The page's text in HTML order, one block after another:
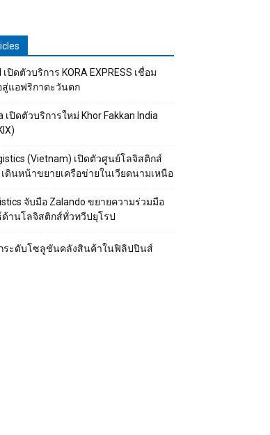
เปิดตัวบริการ KORA EXPRESS เชื่อม
สู่แอฟริกาตะวันตก
เปิดตัวบริการใหม่ Khor Fakkan India
(Vietnam) เปิดตัวศูนย์โลจิสติกส์
เดินหน้าขยายเครือข่ายในเวียดนามเหนือ
จับมือ Zalando ขยายความร่วมมือ
ด้านโลจิสติกส์ทั่วทวีปยุโรป
กระดับโซลูชันคลังสินค้าในฟิลิปปินส์